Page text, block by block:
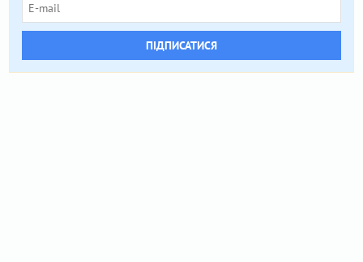
ПІДПИСАТИСЯ